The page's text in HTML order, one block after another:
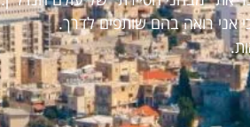
אני רואה בהם שותפים לדרך.